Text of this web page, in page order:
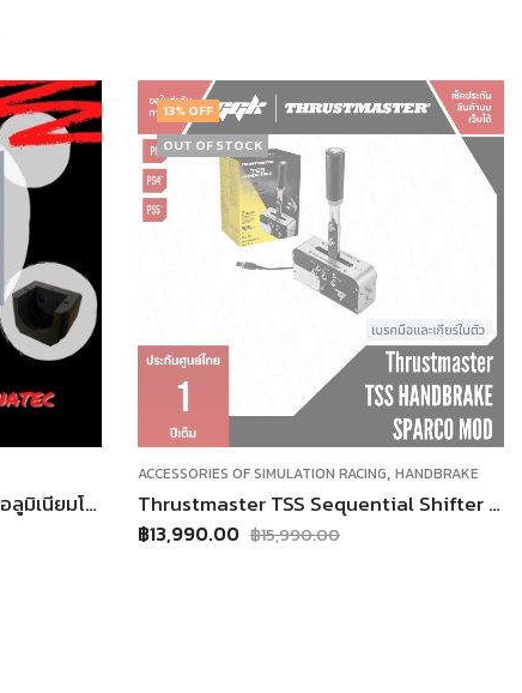
OUT OF STOCK
ACCESSORIES OF SIMULATION RACING,MODS THRUSTMASTER
Mod Quick Release Thrustmaster T300 T500 ม็อดปลดไว พวงมาลัย T300 T500 ตรงรุ่น
฿359.00